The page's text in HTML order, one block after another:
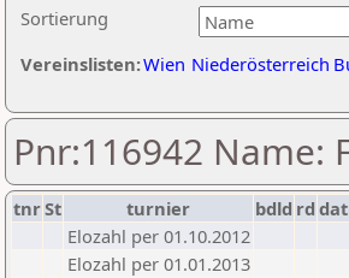
Sortierung
Vereinslisten:Wien Niederösterreich
Pnr:116942 Name:
tnrSt turnier bdld rd
Elozahl per 01.10.2012
Elozahl per 01.01.2013